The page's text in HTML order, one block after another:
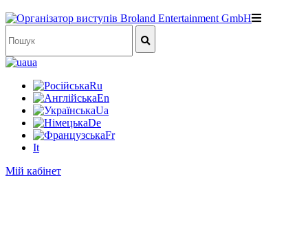
ua
Ru
En
Ua
De
Fr
It
Мій кабінет